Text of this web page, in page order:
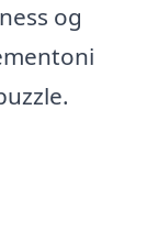
og